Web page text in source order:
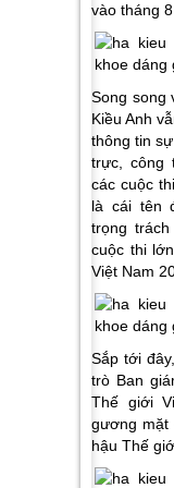
vào tháng
Song song
Kiều Anh
thông tin
trực, công
các cuộc
là cái tên
trọng
cuộc thi
Việt Nam
Sắp tới
trò Ban
Thế giới
gương mặt
hậu Thế